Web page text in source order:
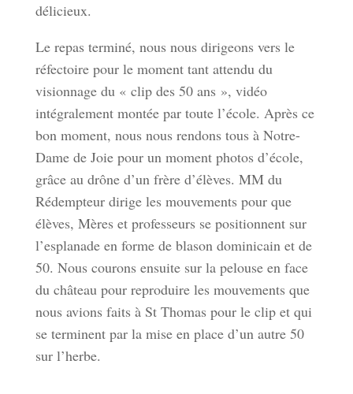
délicieux.
Le repas terminé, nous nous dirigeons vers le
réfectoire pour le moment tant attendu du
visionnage du « clip des 50 ans », vidéo
intégralement montée par toute l’école. Après ce
bon moment, nous nous rendons tous à Notre-
Dame de Joie pour un moment photos d’école,
grâce au drône d’un frère d’élèves. MM du
Rédempteur dirige les mouvements pour que
élèves, Mères et professeurs se positionnent sur
l’esplanade en forme de blason dominicain et de
50. Nous courons ensuite sur la pelouse en face
du château pour reproduire les mouvements que
nous avions faits à St Thomas pour le clip et qui
se terminent par la mise en place d’un autre 50
sur l’herbe.